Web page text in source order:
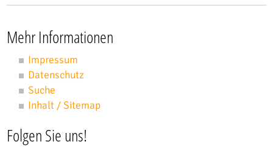
Mehr Informationen
Impressum
Datenschutz
Suche
Inhalt / Sitemap
Folgen Sie uns!